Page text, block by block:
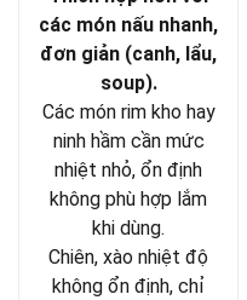
các món nấu nhanh,
đơn giản (canh, lẩu,
soup).
Các món rim kho hay
ninh hầm cần mức
nhiệt nhỏ, ổn định
không phù hợp lắm
khi dùng.
Chiên, xào nhiệt độ
không ổn định, chỉ